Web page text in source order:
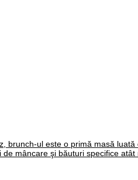
brunch-ul este o primă masă
mâncare şi băuturi specifice